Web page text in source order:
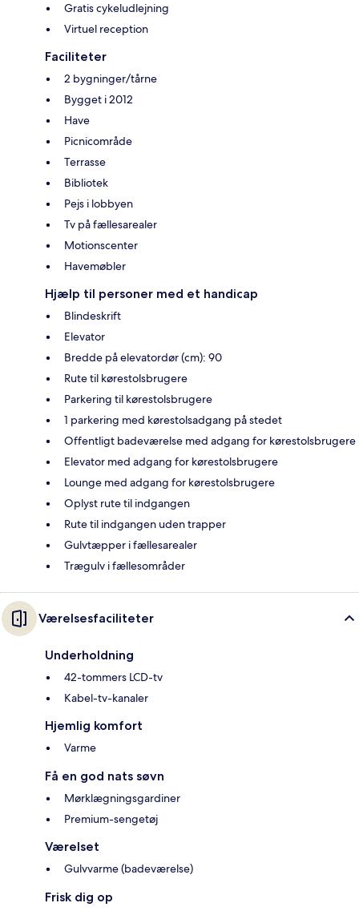
Gratis cykeludlejning
Virtuel reception
Faciliteter
2 bygninger/tårne
Bygget i 2012
Have
Picnicområde
Terrasse
Bibliotek
Pejs i lobbyen
Tv på fællesarealer
Motionscenter
Havemøbler
Hjælp til personer med et handicap
Blindeskrift
Elevator
Bredde på elevatordør (cm): 90
Rute til kørestolsbrugere
Parkering til kørestolsbrugere
1 parkering med kørestolsadgang på stedet
Offentligt badeværelse med adgang for kørestolsbrugere
Elevator med adgang for kørestolsbrugere
Lounge med adgang for kørestolsbrugere
Oplyst rute til indgangen
Rute til indgangen uden trapper
Gulvtæpper i fællesarealer
Trægulv i fællesområder
Værelsesfaciliteter
Underholdning
42-tommers LCD-tv
Kabel-tv-kanaler
Hjemlig komfort
Varme
Få en god nats søvn
Mørklægningsgardiner
Premium-sengetøj
Værelset
Gulvvarme (badeværelse)
Frisk dig op